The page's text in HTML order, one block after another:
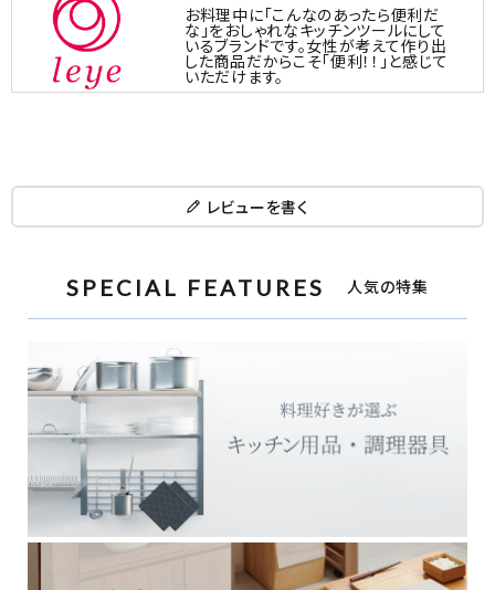
お料理中に「こんなのあったら便利だ
な」をおしゃれなキッチンツールにして
いるブランドです。女性が考えて作り出
した商品だからこそ「便利！！」と感じて
いただけます。
レビューを書く
SPECIAL FEATURES 人気の特集